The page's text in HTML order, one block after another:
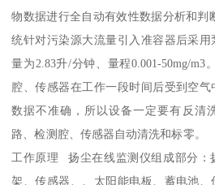
物数据进行全自动有效性数据分析和
统针对污染源大流量引入准容器后采
量为2.83升/分钟、量程0.001-50mg/
腔、传感器在工作一段时间后受到空
数据不准确，所以设备一定要有反清
路、检测腔、传感器自动清洗和标零。
工作原理 扬尘在线监测仪组成部分：
架、传感器、、太阳能电板、蓄电池